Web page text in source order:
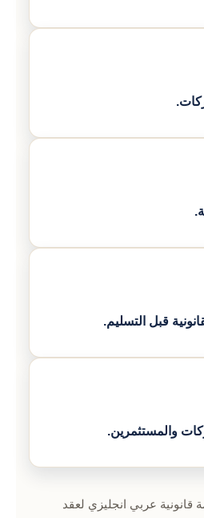
قبل التسليم.
والمستثمرين.
قانونية عربي انجليزي لعقد